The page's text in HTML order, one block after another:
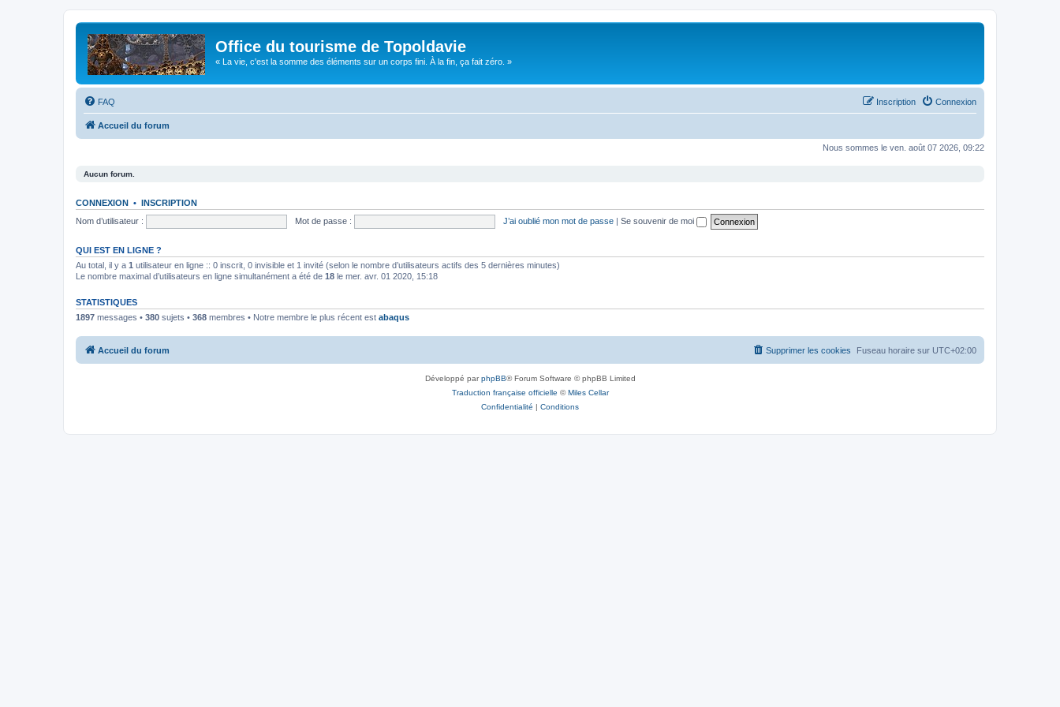
Office du tourisme de Topoldavie
« La vie, c'est la somme des éléments sur un corps fini. À la fin, ça fait zéro. »
FAQ Connexion
Inscription
Accueil du forum
Nous sommes le ven. août 07 2026, 09:22
Aucun forum.
CONNEXION • INSCRIPTION
Nom d’utilisateur :
Mot de passe : J’ai oublié mon mot de passe | Se souvenir de moi
QUI EST EN LIGNE ?
Au total, il y a 1 utilisateur en ligne :: 0 inscrit, 0 invisible et 1 invité (selon le nombre d’utilisateurs actifs des 5 dernières minutes)
Le nombre maximal d’utilisateurs en ligne simultanément a été de 18 le mer. avr. 01 2020, 15:18
STATISTIQUES
1897 messages • 380 sujets • 368 membres • Notre membre le plus récent est abaqus
Accueil du forum Fuseau horaire sur UTC+02:00
Supprimer les cookies
Développé parphpBB® Forum Software © phpBB Limited
Traduction française officielle ©Miles Cellar
Confidentialité | Conditions